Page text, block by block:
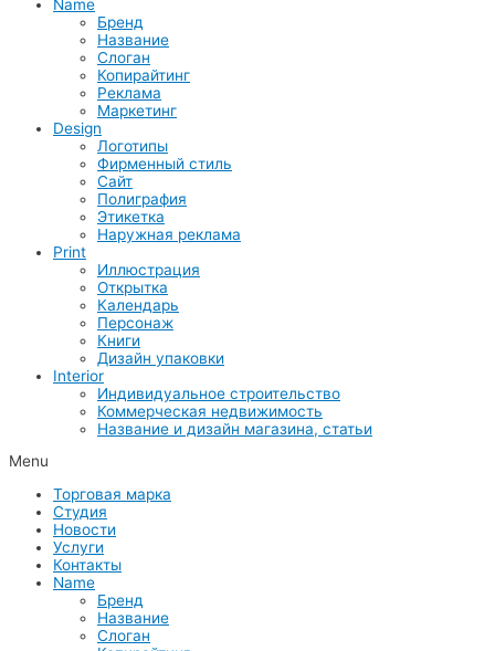
Name
Бренд
Название
Слоган
Копирайтинг
Реклама
Маркетинг
Design
Логотипы
Фирменный стиль
Сайт
Полиграфия
Этикетка
Наружная реклама
Print
Иллюстрация
Открытка
Календарь
Персонаж
Книги
Дизайн упаковки
Interior
Индивидуальное строительство
Коммерческая недвижимость
Название и дизайн магазина, статьи
Menu
Торговая марка
Студия
Новости
Услуги
Контакты
Name
Бренд
Название
Слоган